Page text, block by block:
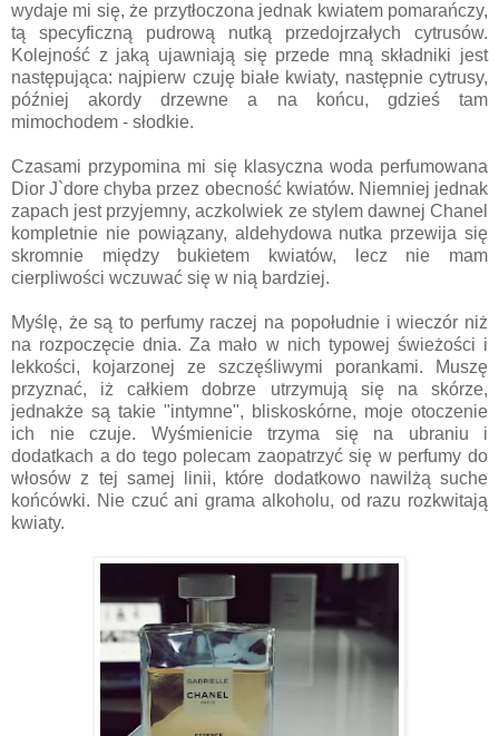
wydaje mi się, że przytłoczona jednak kwiatem pomarańczy,
tą specyficzną pudrową nutką przedojrzałych cytrusów.
Kolejność z jaką ujawniają się przede mną składniki jest
następująca: najpierw czuję białe kwiaty, następnie cytrusy,
później akordy drzewne a na końcu, gdzieś tam
mimochodem - słodkie.
Czasami przypomina mi się klasyczna woda perfumowana
Dior J`dore chyba przez obecność kwiatów. Niemniej jednak
zapach jest przyjemny, aczkolwiek ze stylem dawnej Chanel
kompletnie nie powiązany, aldehydowa nutka przewija się
skromnie między bukietem kwiatów, lecz nie mam
cierpliwości wczuwać się w nią bardziej.
Myślę, że są to perfumy raczej na popołudnie i wieczór niż
na rozpoczęcie dnia. Za mało w nich typowej świeżości i
lekkości, kojarzonej ze szczęśliwymi porankami. Muszę
przyznać, iż całkiem dobrze utrzymują się na skórze,
jednakże są takie "intymne", bliskoskórne, moje otoczenie
ich nie czuje. Wyśmienicie trzyma się na ubraniu i
dodatkach a do tego polecam zaopatrzyć się w perfumy do
włosów z tej samej linii, które dodatkowo nawilżą suche
końcówki. Nie czuć ani grama alkoholu, od razu rozkwitają
kwiaty.